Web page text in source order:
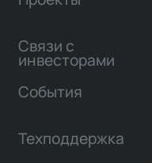
Связи с
инвесторами
События
Техподдержка